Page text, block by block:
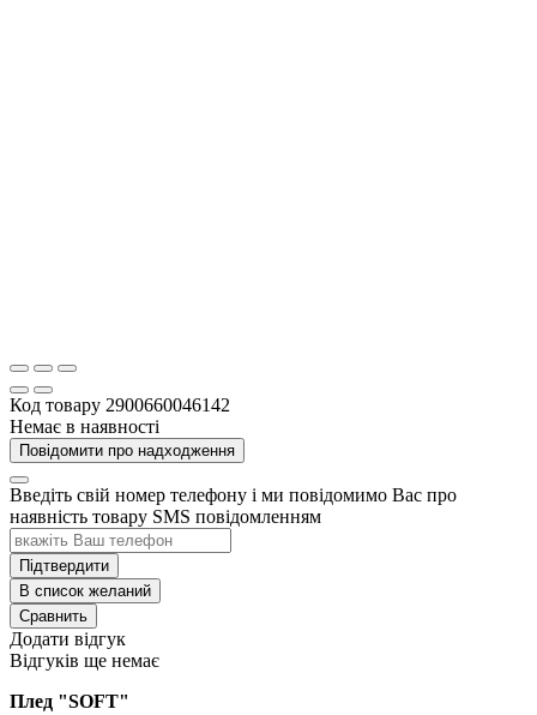
Код товару 2900660046142
Немає в наявності
Повідомити про надходження
Введіть свій номер телефону і ми повідомимо Вас про
наявність товару SMS повідомленням
Підтвердити
В список желаний
Сравнить
Додати відгук
Відгуків ще немає
Плед "SOFT"